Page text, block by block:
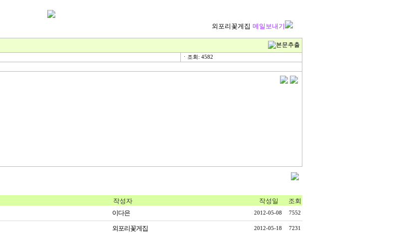
외포리꽃게집 메일보내기
ㆍ조회: 4582
작성자 작성일 조회
이다은 2012-05-08 7552
외포리꽃게집 2012-05-18 7231